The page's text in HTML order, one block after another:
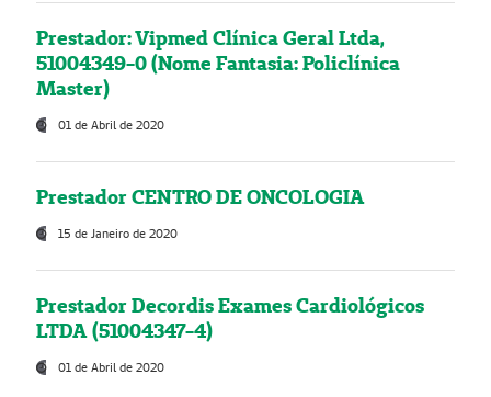
Prestador: Vipmed Clínica Geral Ltda,
51004349-0 (Nome Fantasia: Policlínica
Master)
01 de Abril de 2020
Prestador CENTRO DE ONCOLOGIA
15 de Janeiro de 2020
Prestador Decordis Exames Cardiológicos
LTDA (51004347-4)
01 de Abril de 2020